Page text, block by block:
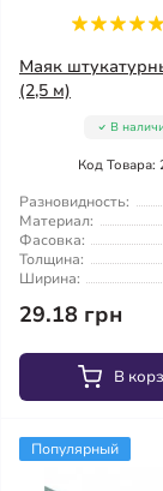
Маяк
(2,5 м)
В
Код Товара:
Разновидность:
Материал:
Фасовка:
Толщина:
Ширина:
29.18 грн
В
Популярный